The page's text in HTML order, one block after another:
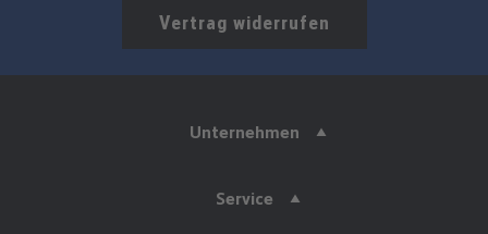
Vertrag widerrufen
Unternehmen
Service